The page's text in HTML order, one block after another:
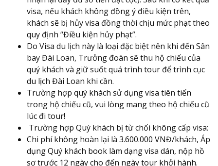
visa, nếu khách không đồng ý điều kiện trên,
khách sẽ bị hủy visa đồng thời chịu mức phạt theo
quy định “Điều kiện hủy phạt”.
Do Visa du lịch này là loại đặc biệt nên khi đến Sân
bay Đài Loan, Trưởng đoàn sẽ thu hộ chiếu của
quý khách và giữ suốt quá trình tour để trình cục
du lịch Đài Loan khi cần.
Trường hợp quý khách sử dụng visa tiên tiến
trong hộ chiếu cũ, vui lòng mang theo hộ chiếu cũ
lúc đi tour!
Trường hợp Quý khách bị từ chối không cấp visa:
Chi phí không hoàn lại là 3.600.000 VNĐ/khách, Áp
dụng Quý khách book làm dạng visa dán, nộp hồ
sơ trước 12 ngày cho đến ngày tour khởi hành.